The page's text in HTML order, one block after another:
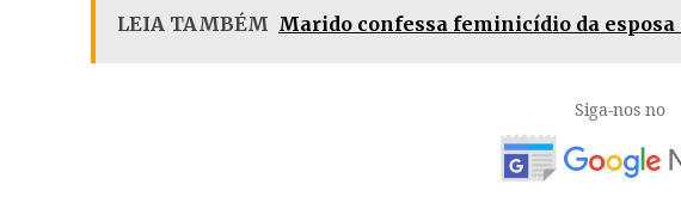
LEIA TAMBÉM Marido confessa feminicídio da
Siga-nos no